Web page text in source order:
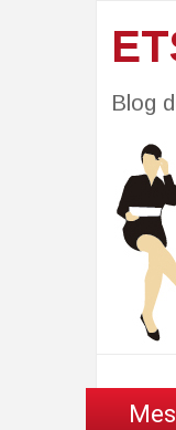
Blog